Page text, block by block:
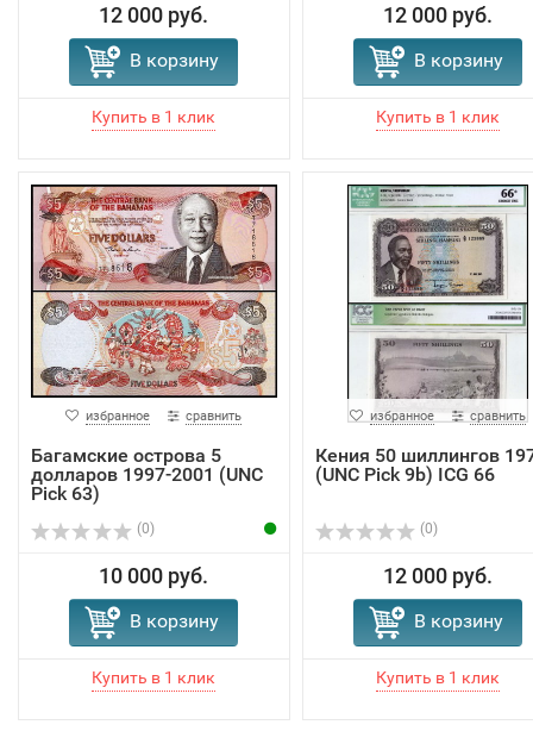
12 000 руб.
В корзину
12 000 руб.
В корзину
избранное сравнить
Багамские острова 5
долларов 1997-2001 (UNC
Pick 63)
(0)
10 000 руб.
В корзину
избранное сравнить
Кения 50 шиллингов
(UNC Pick 9b) ICG 66
(0)
12 000 руб.
В корзину